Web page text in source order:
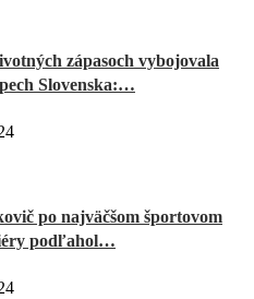
zápasoch vybojovala
Slovenska:…
po najväčšom športovom
podľahol…